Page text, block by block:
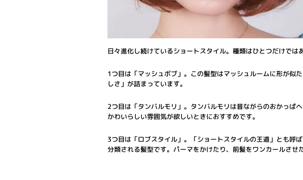
日々進化し続けているショートスタイル。種類はひとつだけでは
1つ目は「マッシュボブ」。この髪型はマッシュルームに形が似
しさ」が詰まっています。
2つ目は「タンバルモリ」。タンバルモリは昔ながらのおかっぱ
かわいらしい雰囲気が欲しいときにおすすめです。
3つ目は「ロブスタイル」。「ショートスタイルの王道」とも呼
分類される髪型です。パーマをかけたり、前髪をワンカールさせ